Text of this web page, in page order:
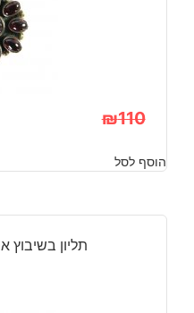
₪110
המקורי
היה:
הנוכחי
הוא:
הוסף לסל
תליון בשיבוץ